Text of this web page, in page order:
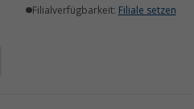
Filialverfügbarkeit: Filiale setzen